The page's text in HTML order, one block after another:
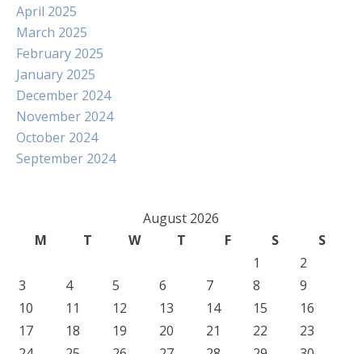
April 2025
March 2025
February 2025
January 2025
December 2024
November 2024
October 2024
September 2024
August 2026
M
T W T F S
S
1
2
3
4 5 6 7 8
9
10
11 12 13 14 15
16
17
18 19 20 21 22
23